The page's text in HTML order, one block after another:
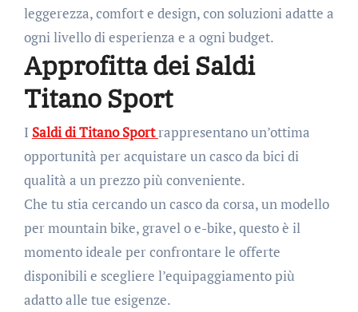
leggerezza, comfort e design, con soluzioni adatte a
ogni livello di esperienza e a ogni budget.
Approfitta dei Saldi
Titano Sport
I Saldi di Titano Sportrappresentano un’ottima
opportunità per acquistare un casco da bici di
qualità a un prezzo più conveniente.
Che tu stia cercando un casco da corsa, un modello
per mountain bike, gravel o e-bike, questo è il
momento ideale per confrontare le offerte
disponibili e scegliere l’equipaggiamento più
adatto alle tue esigenze.